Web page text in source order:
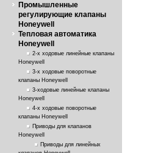
Промышленные
регулирующие клапаны
Honeywell
Тепловая автоматика
Honeywell
2-х ходовые линейные клапаны
Honeywell
3-х ходовые поворотные
клапаны Honeywell
3-ходовые линейные клапаны
Honeywell
4-х ходовые поворотные
клапаны Honeywell
Приводы для клапанов
Honeywell
Приводы для линейных